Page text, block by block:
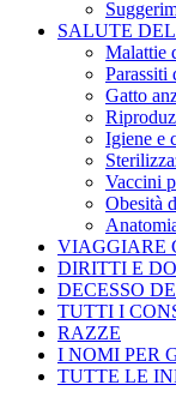
SALUTE
Malattie
Parassiti
Gatto
Igiene e
Vaccini
Obesità
VIAGGIARE
DIRITTI E
DECESSO
TUTTI I
RAZZE
I NOMI PER
TUTTE LE